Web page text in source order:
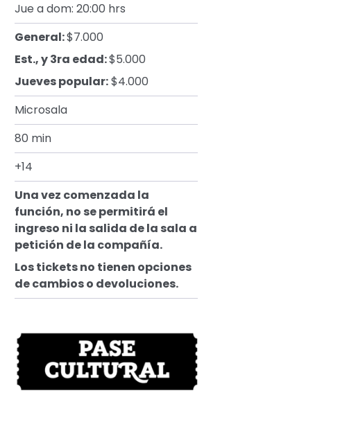
Jue a dom: 20:00 hrs
General:$7.000
Est., y 3ra edad:$5.000
Jueves popular:$4.000
Microsala
80 min
+14
Una vez comenzada la
función, no se permitirá el
ingreso ni la salida de la sala a
petición de la compañía.
Los tickets no tienen opciones
de cambios o devoluciones.